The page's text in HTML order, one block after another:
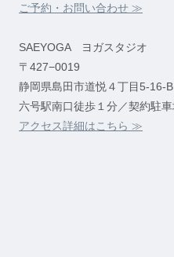
ご予約・お問い合わせ ≫
SAEYOGA ヨガスタジオ
〒427−0019
静岡県島田市道悦４丁目5-16-B
六号駅南口徒歩１分／契約駐
アクセス詳細はこちら ≫